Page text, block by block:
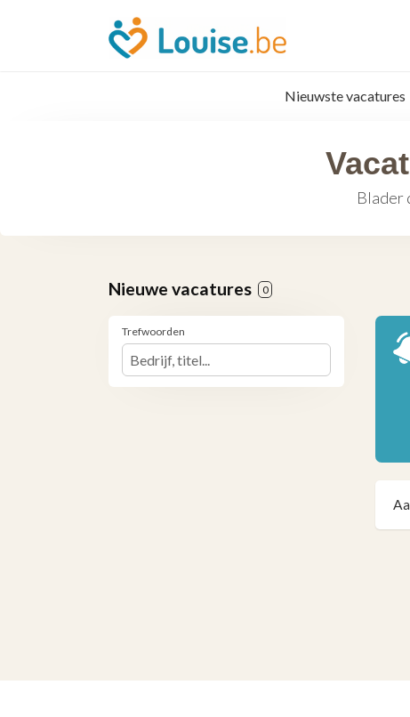
Nieuwste vacatures
Blader
Nieuwe vacatures 0
Trefwoorden